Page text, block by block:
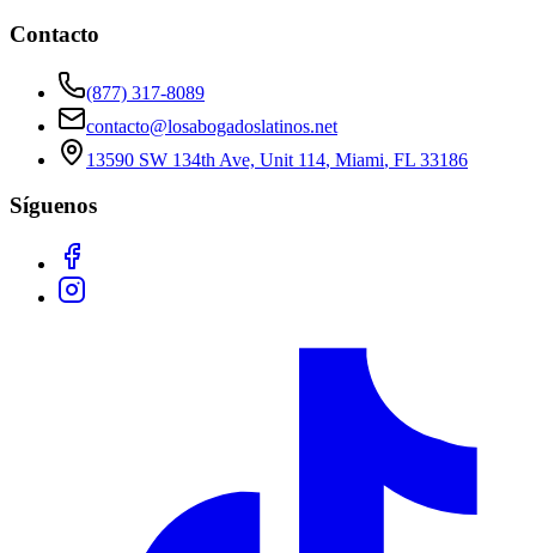
Contacto
(877) 317-8089
contacto@losabogadoslatinos.net
13590 SW 134th Ave, Unit 114, Miami, FL 33186
Síguenos